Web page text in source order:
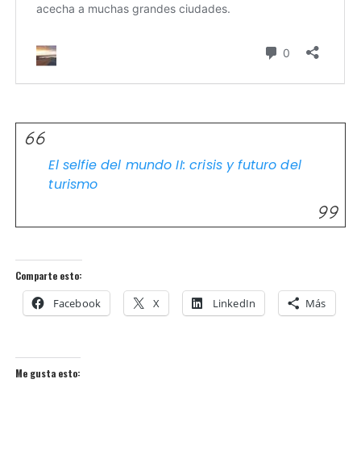
El selfie del mundo II: crisis y futuro del
turismo
Comparte esto:
Facebook X LinkedIn Más
Me gusta esto: